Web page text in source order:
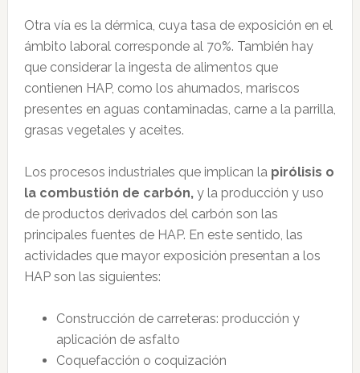
Otra vía es la dérmica, cuya tasa de exposición en el
ámbito laboral corresponde al 70%. También hay
que considerar la ingesta de alimentos que
contienen HAP, como los ahumados, mariscos
presentes en aguas contaminadas, carne a la parrilla,
grasas vegetales y aceites.
Los procesos industriales que implican la pirólisis o
la combustión de carbón,y la producción y uso
de productos derivados del carbón son las
principales fuentes de HAP. En este sentido, las
actividades que mayor exposición presentan a los
HAP son las siguientes:
Construcción de carreteras: producción y
aplicación de asfalto
Coquefacción o coquización